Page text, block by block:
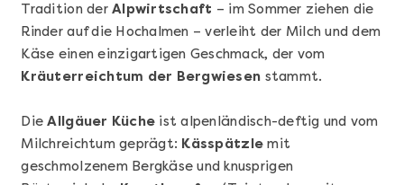
Mehr anzeigen
Sushi Basic Kurs Bonn
Tradition derAlpwirtschaft – im Sommer ziehen die
Rinder auf die Hochalmen – verleiht der Milch und dem
Käse einen einzigartigen Geschmack, der vom
Kräuterreichtum der Bergwiesen stammt.
DieAllgäuer Küche ist alpenländisch-deftig und vom
Milchreichtum geprägt: Kässpätzle mit
geschmolzenem Bergkäse und knusprigen